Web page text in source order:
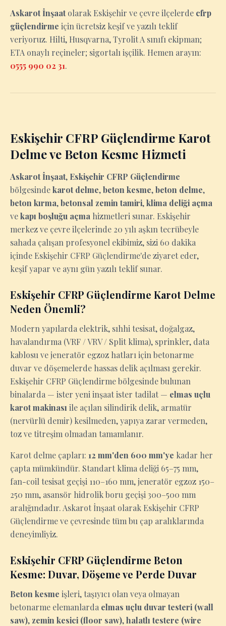
Askarot İnşaatolarak Eskişehir ve çevre ilçelerde cfrp
güçlendirme için ücretsiz keşif ve yazılı teklif
veriyoruz. Hilti, Husqvarna, Tyrolit A sınıfı ekipman;
ETA onaylı reçineler; sigortalı işçilik. Hemen arayın:
0555 990 02 31.
Eskişehir CFRP Güçlendirme Karot
Delme ve Beton Kesme Hizmeti
Askarot İnşaat, Eskişehir CFRP Güçlendirme
bölgesindekarot delme,beton kesme,beton delme,
beton kırma,betonsal zemin tamiri,klima deliği açma
vekapı boşluğu açma hizmetleri sunar. Eskişehir
merkez ve çevre ilçelerinde 20 yılı aşkın tecrübeyle
sahada çalışan profesyonel ekibimiz, sizi 60 dakika
içinde Eskişehir CFRP Güçlendirme'de ziyaret eder,
keşif yapar ve aynı gün yazılı teklif sunar.
Eskişehir CFRP Güçlendirme Karot Delme
Neden Önemli?
Modern yapılarda elektrik, sıhhi tesisat, doğalgaz,
havalandırma (VRF / VRV / Split klima), sprinkler, data
kablosu ve jeneratör egzoz hatları için betonarme
duvar ve döşemelerde hassas delik açılması gerekir.
Eskişehir CFRP Güçlendirme bölgesinde bulunan
binalarda — ister yeni inşaat ister tadilat — elmas uçlu
karot makinası ile açılan silindirik delik, armatür
(nervürlü demir) kesilmeden, yapıya zarar vermeden,
toz ve titreşim olmadan tamamlanır.
Karot delme çapları: 12 mm'den 600 mm'ye kadar her
çapta mümkündür. Standart klima deliği 65–75 mm,
fan-coil tesisat geçişi 110–160 mm, jeneratör egzoz 150–
250 mm, asansör hidrolik boru geçişi 300–500 mm
aralığındadır. Askarot İnşaat olarak Eskişehir CFRP
Güçlendirme ve çevresinde tüm bu çap aralıklarında
deneyimliyiz.
Eskişehir CFRP Güçlendirme Beton
Kesme: Duvar, Döşeme ve Perde Duvar
Beton kesme işleri, taşıyıcı olan veya olmayan
betonarme elemanlarda elmas uçlu duvar testeri (wall
saw), zemin kesici (floor saw),halatlı testere (wire